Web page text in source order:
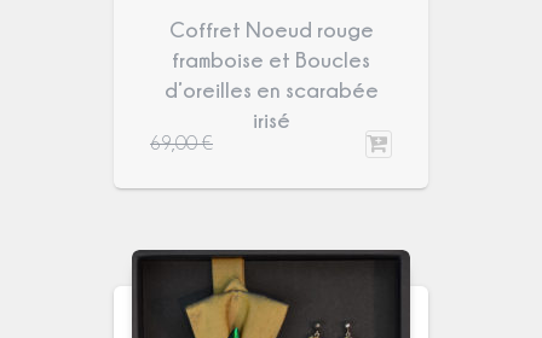
Coffret Noeud rouge
framboise et Boucles
d’oreilles en scarabée
irisé
69,00€